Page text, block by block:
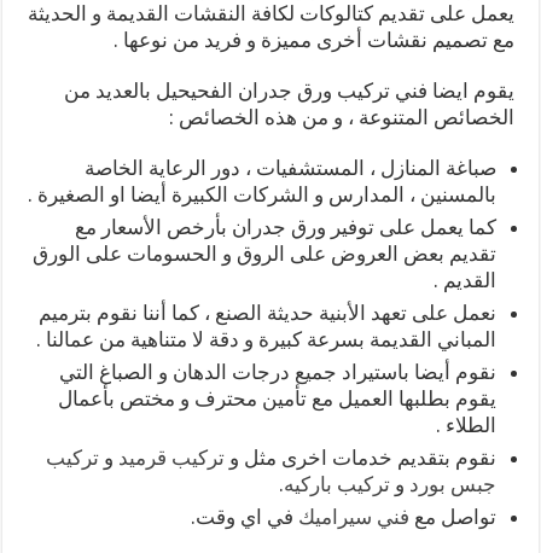
يعمل على تقديم كتالوكات لكافة النقشات القديمة و الحديثة
مع تصميم نقشات أخرى مميزة و فريد من نوعها .
يقوم ايضا فني تركيب ورق جدران الفحيحيل بالعديد من
الخصائص المتنوعة ، و من هذه الخصائص :
صباغة المنازل ، المستشفيات ، دور الرعاية الخاصة
بالمسنين ، المدارس و الشركات الكبيرة أيضا او الصغيرة .
كما يعمل على توفير ورق جدران بأرخص الأسعار مع
تقديم بعض العروض على الروق و الحسومات على الورق
القديم .
نعمل على تعهد الأبنية حديثة الصنع ، كما أننا نقوم بترميم
المباني القديمة بسرعة كبيرة و دقة لا متناهية من عمالنا .
نقوم أيضا باستيراد جميع درجات الدهان و الصباغ التي
يقوم بطلبها العميل مع تأمين محترف و مختص بأعمال
الطلاء .
نقوم بتقديم خدمات اخرى مثل وتركيب قرميد وتركيب
جبس بورد وتركيب باركيه.
تواصل مع فني سيراميك في اي وقت.